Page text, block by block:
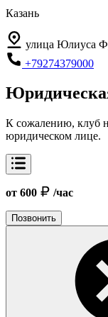
Казань
улица Юлиуса
+79274379000
К сожалению, клуб
юридическом лице.
от 600 /час
Позвонить